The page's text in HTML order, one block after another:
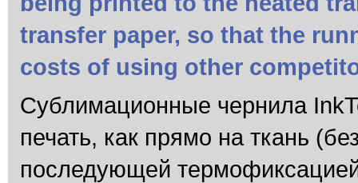
transfer paper, so that the
costs of using other
Cублимационные чернила
печать, как прямо на ткань
последующей